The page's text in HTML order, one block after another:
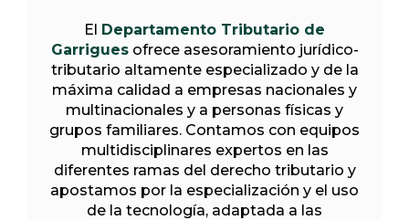
El Departamento Tributario de
Garriguesofrece asesoramiento jurídico-
tributario altamente especializado y de la
máxima calidad a empresas nacionales y
multinacionales y a personas físicas y
grupos familiares. Contamos con equipos
multidisciplinares expertos en las
diferentes ramas del derecho tributario y
apostamos por la especialización y el uso
de la tecnología, adaptada a las